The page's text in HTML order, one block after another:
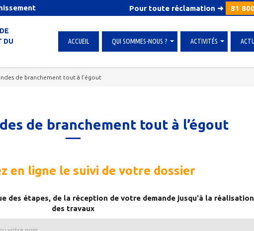
Pour toute réclamation ➜ 81
DU
ACCUEIL QUI SOMMES-NOUS ? ACTIVITÉS
de branchement tout à l’égout
de branchement tout à l’égout
en ligne le suivi de votre dossier
des étapes, de la réception de votre demande jusqu'à la réalisation
des travaux